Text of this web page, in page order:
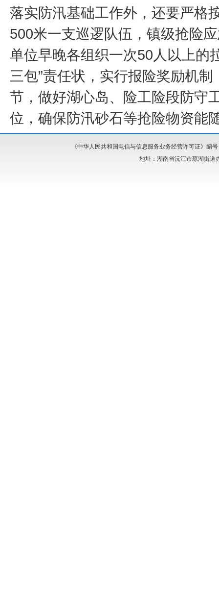
落实防汛基础工作外，还要严格
500米一支巡逻队伍，镇级抢险
单位早晚各组织一次50人以上的
三包”责任状，实行报险奖励机
节，做好湖心岛、险工险段防守
位，确保防汛砂石等抢险物资能
《中华人民共和国电信与信息服务业务经营许可证》编
地址：湖南省沅江市琼湖街